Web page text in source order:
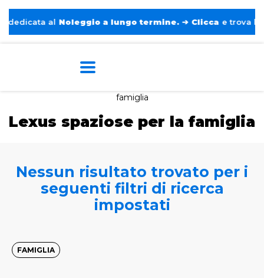
al Noleggio a lungo termine. ➔ Clicca e trova
famiglia
Lexus spaziose per la famiglia
Nessun risultato trovato per i
seguenti filtri di ricerca
impostati
FAMIGLIA